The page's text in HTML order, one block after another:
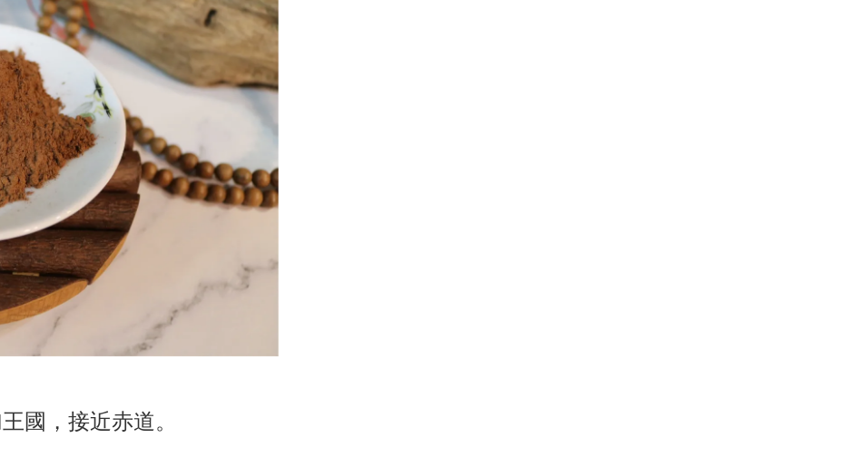
國，接近赤道。